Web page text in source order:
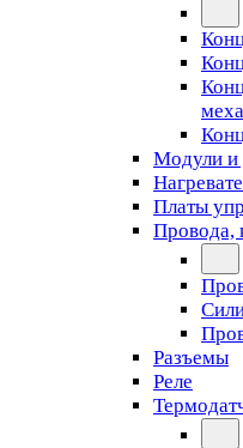
Модули и
Платы
Провода,
Разъемы
Реле